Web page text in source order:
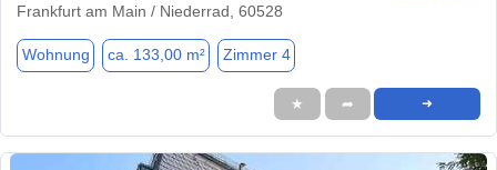
Frankfurt am Main / Niederrad, 60528
Wohnung ca. 133,00 m² Zimmer 4
★ ➦ ➜